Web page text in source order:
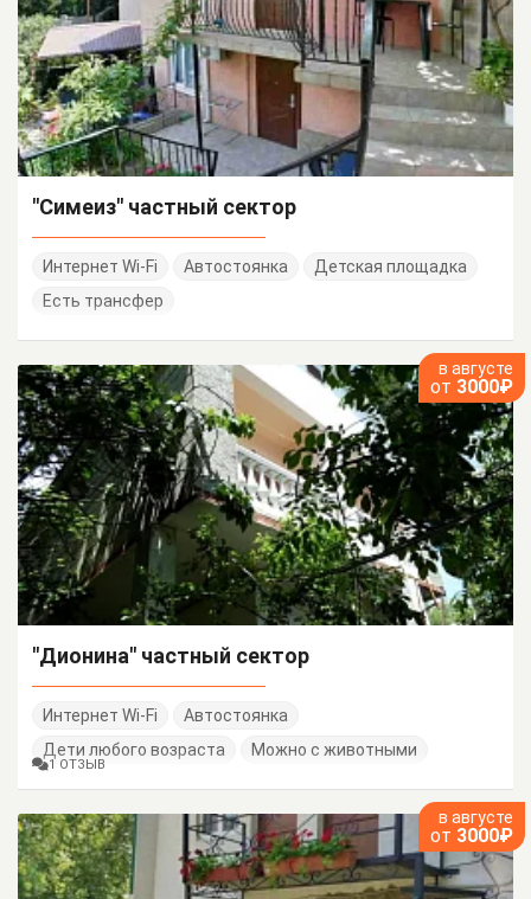
"Симеиз" частный сектор
Интернет Wi-Fi Автостоянка
Детская площадка
Есть трансфер
в августе
от 3000₽
"Дионина" частный сектор
Интернет Wi-Fi
Автостоянка
Дети любого возраста
Можно с животными
1 ОТЗЫВ
в августе
от 3000₽